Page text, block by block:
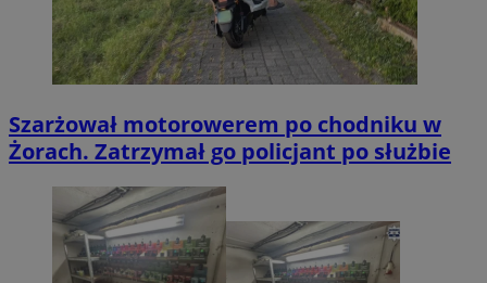
Szarżował motorowerem po chodniku w
Żorach. Zatrzymał go policjant po służbie